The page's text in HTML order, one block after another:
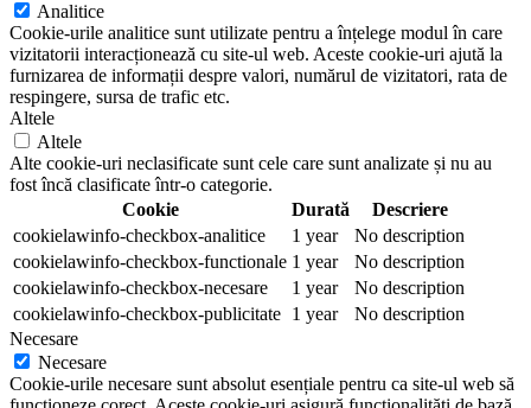
Analitice
Cookie-urile analitice sunt utilizate pentru a înțelege modul în care
vizitatorii interacționează cu site-ul web. Aceste cookie-uri ajută la
furnizarea de informații despre valori, numărul de vizitatori, rata de
respingere, sursa de trafic etc.
Altele
Altele
Alte cookie-uri neclasificate sunt cele care sunt analizate și nu au
fost încă clasificate într-o categorie.
Cookie
Durată
Descriere
cookielawinfo-checkbox-analitice
1 year
No description
cookielawinfo-checkbox-functionale 1 year
No description
cookielawinfo-checkbox-necesare
1 year
No description
cookielawinfo-checkbox-publicitate 1 year
No description
Necesare
Necesare
Cookie-urile necesare sunt absolut esențiale pentru ca site-ul web să